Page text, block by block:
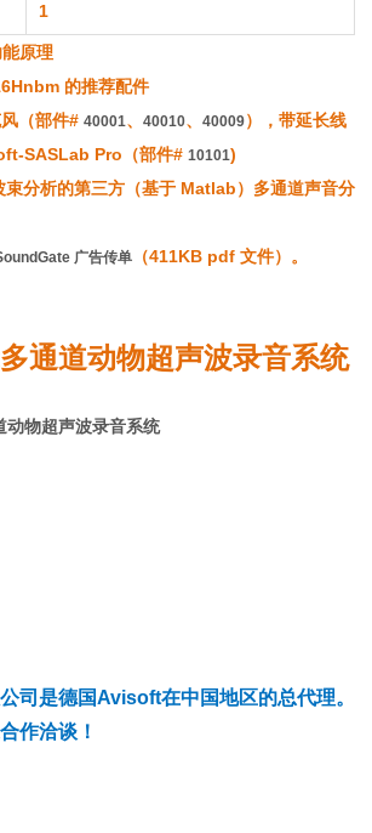
1
原理
的推荐配件
（部件#40001、40010、40009），带延长线
SASLab Pro（部件#10101)
束分析的第三方（基于 Matlab）多通道声音分
广告传单 （411KB pdf 文件）。
通道动物超声波录音系统
司是德国Avisoft在中国地区的总代理。
作洽谈！